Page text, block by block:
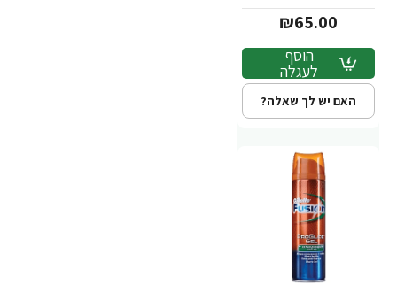
מבית Gillette
₪65.00
הוסף
לעגלה
האם יש לך שאלה?